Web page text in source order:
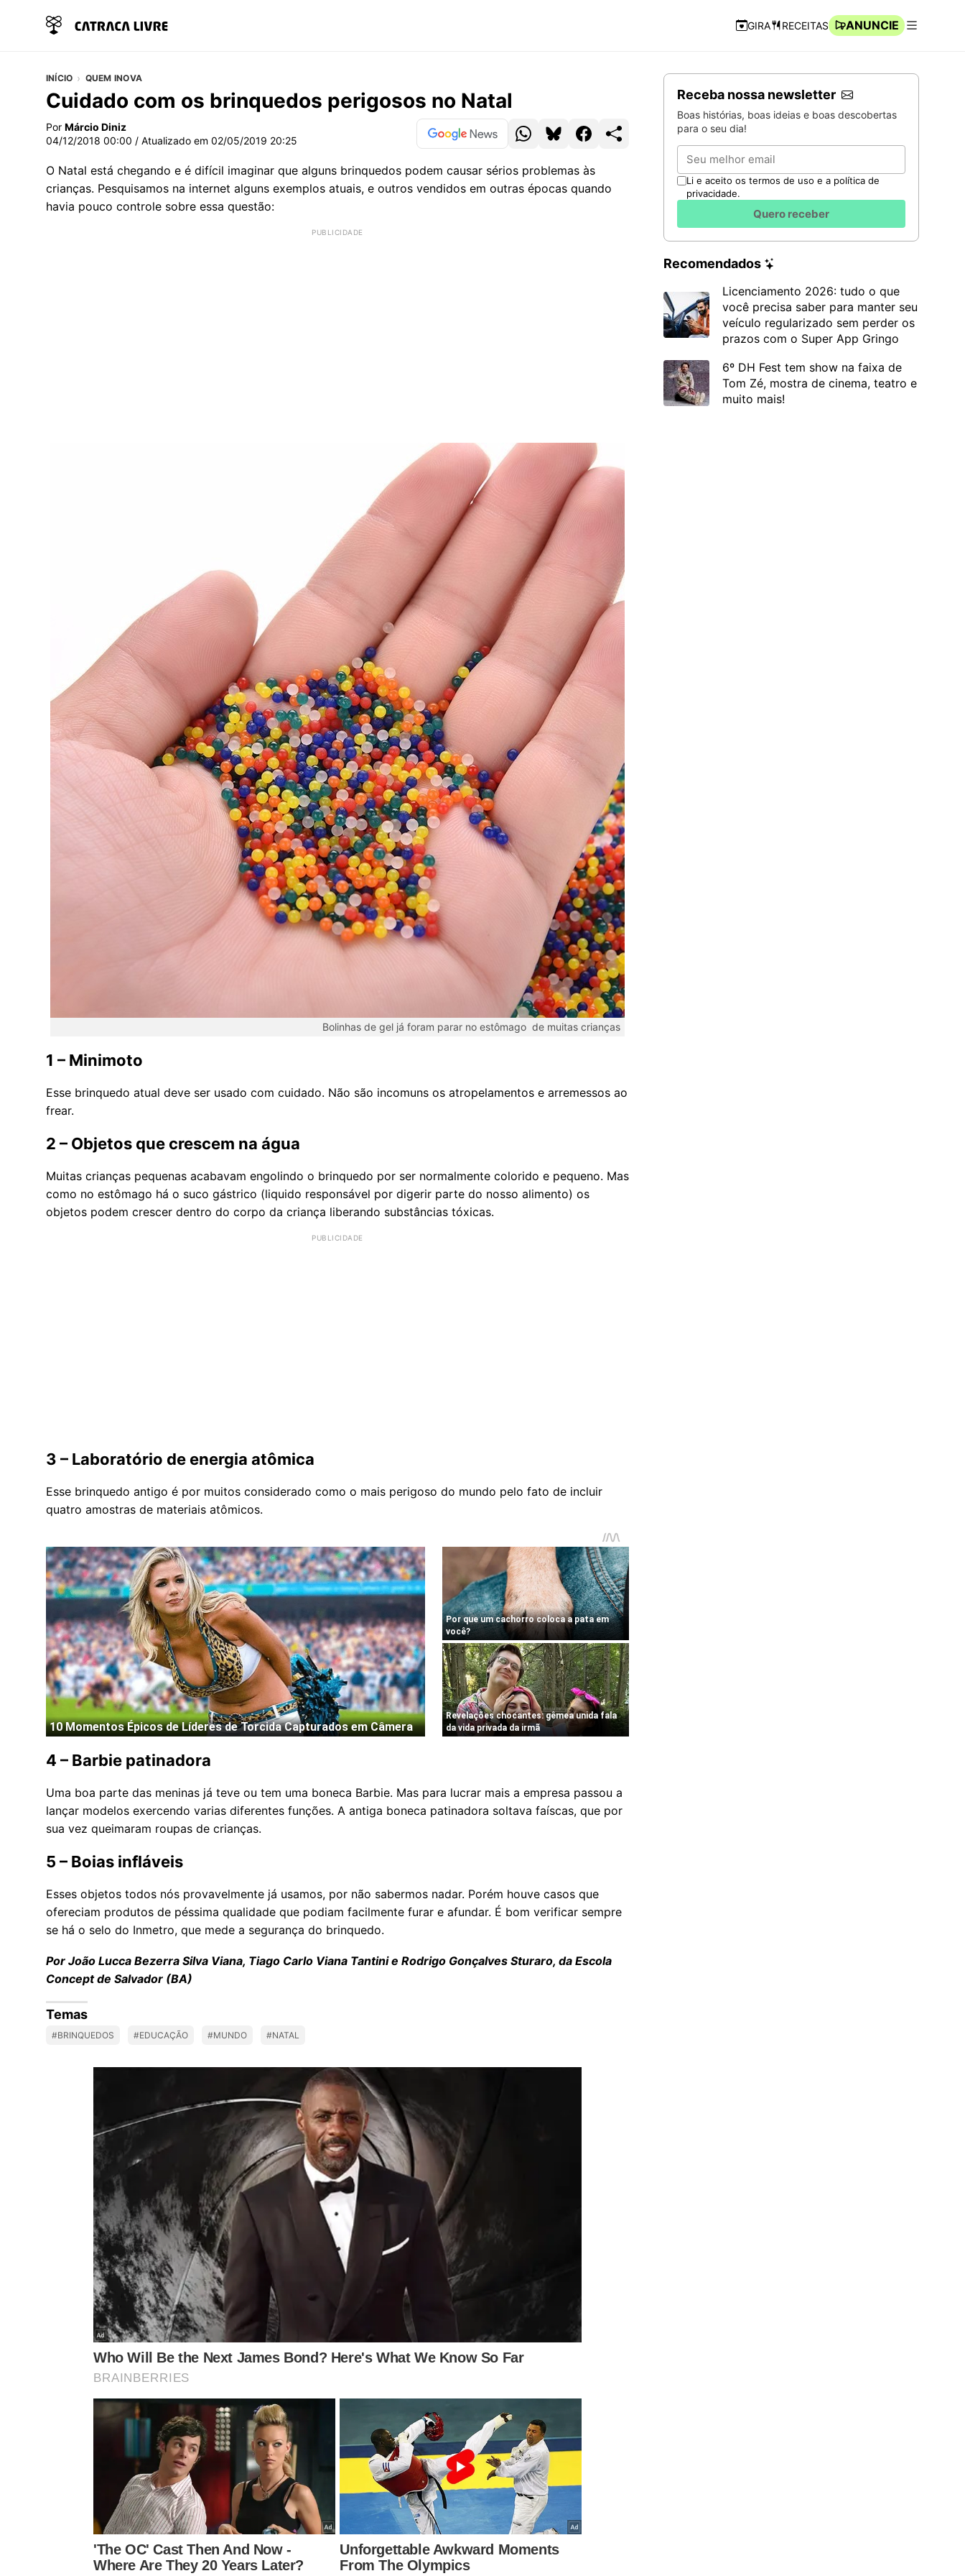
Navegação Rápida
GIRA RECEITAS
ANUNCIE
INÍCIO QUEM INOVA
Cuidado com os brinquedos perigosos no Natal
Por Márcio Diniz
04/12/2018 00:00 / Atualizado em 02/05/2019 20:25
O Natal está chegando e é difícil imaginar que alguns brinquedos podem causar sérios problemas às
crianças. Pesquisamos na internet alguns exemplos atuais, e outros vendidos em outras épocas quando
havia pouco controle sobre essa questão:
Bolinhas de gel já foram parar no estômago de muitas crianças
1 – Minimoto
Esse brinquedo atual deve ser usado com cuidado. Não são incomuns os atropelamentos e arremessos ao
frear.
2 – Objetos que crescem na água
Muitas crianças pequenas acabavam engolindo o brinquedo por ser normalmente colorido e pequeno. Mas
como no estômago há o suco gástrico (liquido responsável por digerir parte do nosso alimento) os
objetos podem crescer dentro do corpo da criança liberando substâncias tóxicas.
3 – Laboratório de energia atômica
Esse brinquedo antigo é por muitos considerado como o mais perigoso do mundo pelo fato de incluir
quatro amostras de materiais atômicos.
4 – Barbie patinadora
Uma boa parte das meninas já teve ou tem uma boneca Barbie. Mas para lucrar mais a empresa passou a
lançar modelos exercendo varias diferentes funções. A antiga boneca patinadora soltava faíscas, que por
sua vez queimaram roupas de crianças.
5 – Boias infláveis
Esses objetos todos nós provavelmente já usamos, por não sabermos nadar. Porém houve casos que
ofereciam produtos de péssima qualidade que podiam facilmente furar e afundar. É bom verificar sempre
se há o selo do Inmetro, que mede a segurança do brinquedo.
Por João Lucca Bezerra Silva Viana, Tiago Carlo Viana Tantini e Rodrigo Gonçalves Sturaro, da Escola
Concept de Salvador (BA)
Temas
#BRINQUEDOS #EDUCAÇÃO #MUNDO #NATAL
Receba nossa newsletter
Boas histórias, boas ideias e boas descobertas
para o seu dia!
Email
Li e aceito os termos de uso e a política de
privacidade.
Quero receber
Recomendados
Licenciamento 2026: tudo o que
você precisa saber para manter seu
veículo regularizado sem perder os
prazos com o Super App Gringo
6º DH Fest tem show na faixa de
Tom Zé, mostra de cinema, teatro e
muito mais!